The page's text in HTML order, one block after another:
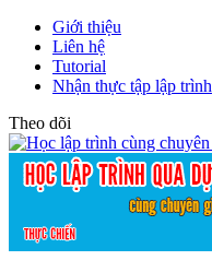
Giới thiệu
Liên hệ
Tutorial
Nhận thực tập lập trình
Theo dõi